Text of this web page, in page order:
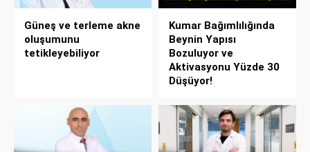
Güneş ve terleme akne
oluşumunu
tetikleyebiliyor
Kumar Bağımlılığında
Beynin Yapısı
Bozuluyor ve
Aktivasyonu Yüzde 30
Düşüyor!